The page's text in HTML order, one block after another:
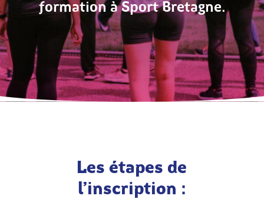
formation à Sport Bretagne.
Les étapes de
l’inscription :